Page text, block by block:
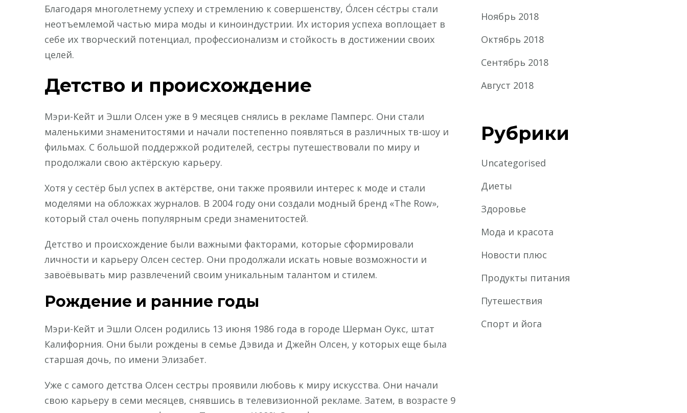
Благодаря многолетнему успеху и стремлению к совершенству, О́лсен се́стры стали
неотъемлемой частью мира моды и киноиндустрии. Их история успеха воплощает в
себе их творческий потенциал, профессионализм и стойкость в достижении своих
целей.
Детство и происхождение
Мэри-Кейт и Эшли Олсен уже в 9 месяцев снялись в рекламе Памперс. Они стали
маленькими знаменитостями и начали постепенно появляться в различных тв-шоу и
фильмах. С большой поддержкой родителей, сестры путешествовали по миру и
продолжали свою актёрскую карьеру.
Хотя у сестёр был успех в актёрстве, они также проявили интерес к моде и стали
моделями на обложках журналов. В 2004 году они создали модный бренд «The Row»,
который стал очень популярным среди знаменитостей.
Детство и происхождение были важными факторами, которые сформировали
личности и карьеру Олсен сестер. Они продолжали искать новые возможности и
завоёвывать мир развлечений своим уникальным талантом и стилем.
Рождение и ранние годы
Мэри-Кейт и Эшли Олсен родились 13 июня 1986 года в городе Шерман Оукс, штат
Калифорния. Они были рождены в семье Дэвида и Джейн Олсен, у которых еще была
старшая дочь, по имени Элизабет.
Уже с самого детства Олсен сестры проявили любовь к миру искусства. Они начали
свою карьеру в семи месяцев, снявшись в телевизионной рекламе. Затем, в возрасте 9
Ноябрь 2018
Октябрь 2018
Сентябрь 2018
Август 2018
Рубрики
Uncategorised
Диеты
Здоровье
Мода и красота
Новости плюс
Продукты питания
Путешествия
Спорт и йога